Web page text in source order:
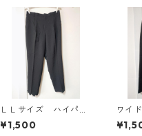
ＬＬサイズ ハイパー
ストレッチ センター
プレスパンツ ブラッ
¥1,500
ワイ
ブラ